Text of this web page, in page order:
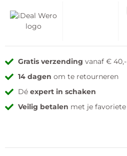
Gratis verzending vanaf €
14 dagen om te retourneren
Déexpert in schaken
Veilig betalen met je